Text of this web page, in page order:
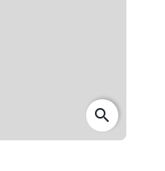
search